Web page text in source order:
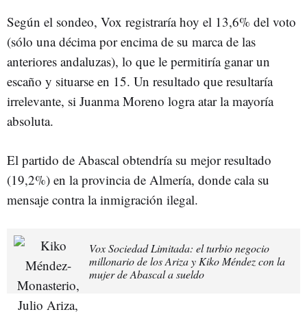
Según el sondeo, Vox registraría hoy el 13,6% del voto
(sólo una décima por encima de su marca de las
anteriores andaluzas), lo que le permitiría ganar un
escaño y situarse en 15. Un resultado que resultaría
irrelevante, si Juanma Moreno logra atar la mayoría
absoluta.
El partido de Abascal obtendría su mejor resultado
(19,2%) en la provincia de Almería, donde cala su
mensaje contra la inmigración ilegal.
Vox Sociedad Limitada: el turbio negocio
millonario de los Ariza y Kiko Méndez con la
mujer de Abascal a sueldo